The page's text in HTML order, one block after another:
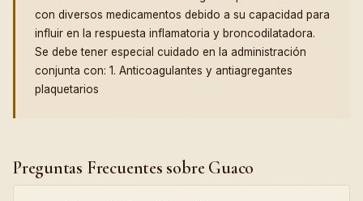
con diversos medicamentos debido a su capacidad para
influir en la respuesta inflamatoria y broncodilatadora.
Se debe tener especial cuidado en la administración
conjunta con: 1. Anticoagulantes y antiagregantes
plaquetarios
Preguntas Frecuentes sobre Guaco